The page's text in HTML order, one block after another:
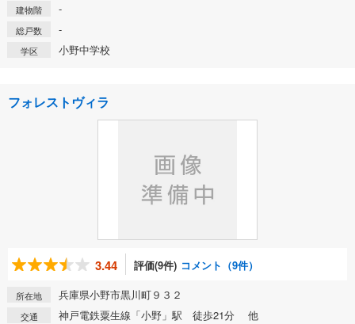
建物階 -
総戸数 -
学区 小野中学校
フォレストヴィラ
3.44 評価(9件) コメント（9件）
所在地 兵庫県小野市黒川町９３２
交通 神戸電鉄粟生線「小野」駅 徒歩21分 他